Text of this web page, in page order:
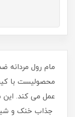
محصولیست با
عمل می کند. این
جذاب خنک و